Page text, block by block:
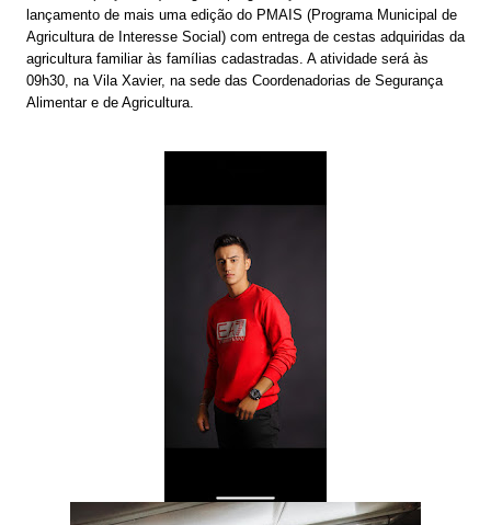
lançamento de mais uma edição do PMAIS (Programa Municipal de
Agricultura de Interesse Social) com entrega de cestas adquiridas da
agricultura familiar às famílias cadastradas. A atividade será às
09h30, na Vila Xavier, na sede das Coordenadorias de Segurança
Alimentar e de Agricultura.